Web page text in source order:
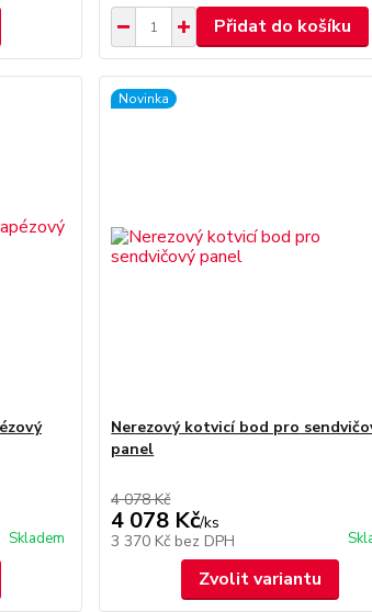
Přidat do košíku
Skladem
Novinka
Nerezový kotvicí bod pro
panel
4 078 Kč
4 078 Kč/ks
3 370 Kč bez DPH
Zvolit variantu